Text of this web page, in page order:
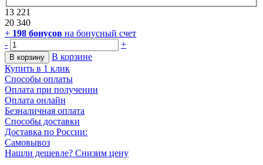
13 221
20 340
+ 198 бонусов на бонусный счет
-
+
В корзину
В корзине
Купить в 1 клик
Способы оплаты
Оплата при получении
Оплата онлайн
Безналичная оплата
Способы доставки
Доставка по России:
Самовывоз
Нашли дешевле? Снизим цену